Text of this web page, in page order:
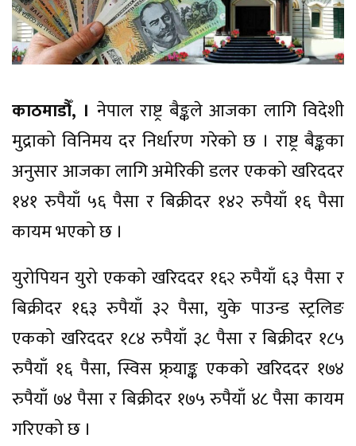
काठमाडौँ, । नेपाल राष्ट्र बैङ्कले आजका लागि विदेशी
मुद्राको विनिमय दर निर्धारण गरेको छ । राष्ट्र बैङ्कका
अनुसार आजका लागि अमेरिकी डलर एकको खरिददर
१४१ रुपैयाँ ५६ पैसा र बिक्रीदर १४२ रुपैयाँ १६ पैसा
कायम भएको छ ।
युरोपियन युरो एकको खरिददर १६२ रुपैयाँ ६३ पैसा र
बिक्रीदर १६३ रुपैयाँ ३२ पैसा, युके पाउन्ड स्ट्रलिङ
एकको खरिददर १८४ रुपैयाँ ३८ पैसा र बिक्रीदर १८५
रुपैयाँ १६ पैसा, स्विस फ्र्याङ्क एकको खरिददर १७४
रुपैयाँ ७४ पैसा र बिक्रीदर १७५ रुपैयाँ ४८ पैसा कायम
गरिएको छ ।